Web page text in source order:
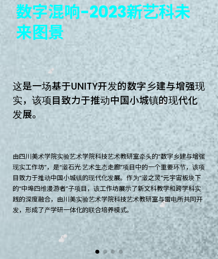
数字混响-2023新艺科未
来图景
这是一场基于UNITY开发的数字乡建与增强现
实， 该项目致力于推动中国小城镇的现代化
发展。
由四川美术学院实验艺术学院科技艺术教研室牵头的“数字乡建与增强
现实工作坊”，是“瀫石光·艺术生态走廊”项目中的一个重要环节，该项
目致力于推动中国小城镇的现代化发展。作为“瀫之灵”元宇宙板块下
的“中埠四维漫游者”子项目，该工作坊展示了新文科教学和跨学科实
践的深度融合，由川美实验艺术学院科技艺术教研室与雷电所共同开
发，形成了产学研一体化的联合培养模式。